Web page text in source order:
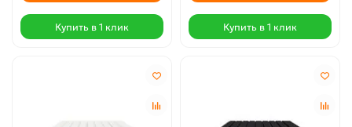
Купить в 1 клик Купить в 1 клик